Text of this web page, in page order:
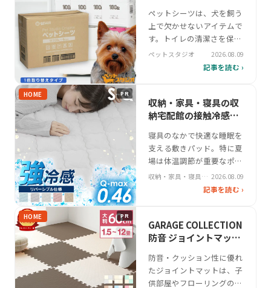
年はサイズや厚みの選択肢
が豊富になり、飼い主のラ
イフスタイルに…
アイテム
ペットシーツは、犬を飼う
上で欠かせないアイテムで
す。トイレの清潔さを保ち
ながら、排泄物の管理を効
率化する役割を担います。
囲をカバーするため人気が
あります。ペットスタジオ
プを配合した消臭性能に注
力した製品です。吸収力と
臭いの抑制を…
ペットスタジオ 2026.08.09
記事を読む ›
HOME PR
収納・家具・寝具の収
納宅配館の接触冷感冷
眠のための選び方
寝具のなかで快適な睡眠を
支える敷きパッド。特に夏
場は体温調節が重要なポイ
ントとなり、接触冷感や吸
湿発熱といった機能性が求
敷きパッドは、新色5種類
を用いたデザイン性と、ニ
み合わせによる柔らかな肌
触りを特徴とする。リバー
収納・家具・寝具の 2026.08.09
記事を読む ›
HOME PR
GARAGE COLLECTION
防音 ジョイントマット
防音・クッション性に優れ
たジョイントマットは、子
供部屋やフローリングのリ